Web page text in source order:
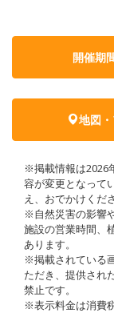
開催期
地図
※掲載情報は2026
容が変更となって
え、おでかけくだ
※自然災害の影響
施設の営業時間、
あります。
※掲載されている
ただき、提供され
禁止です。
※表示料金は消費